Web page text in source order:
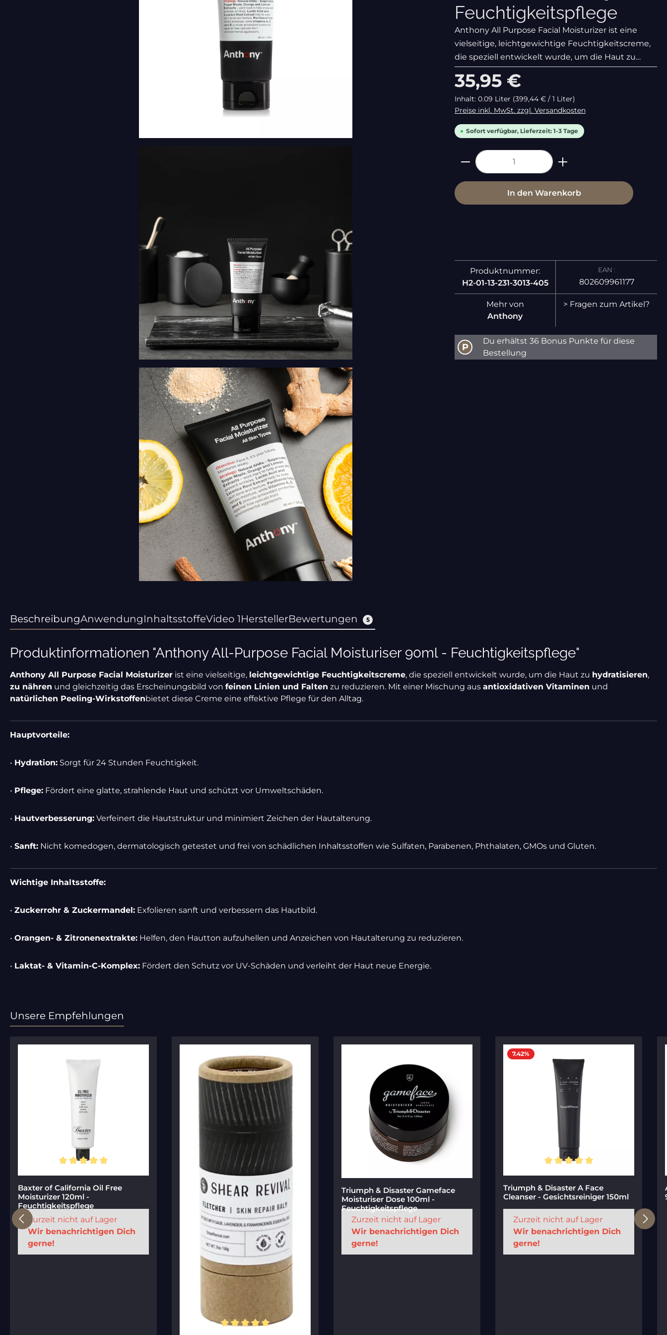
Feuchtigkeitspflege
Anthony All Purpose Facial Moisturizer ist eine
vielseitige, leichtgewichtige Feuchtigkeitscreme,
die speziell entwickelt wurde, um die Haut zu
hydratisieren, zu nähren und gleichzeitig das
Erscheinungsbild von feinen Linien und Falten zu
reduzieren.
Regulärer Preis:
35,95 €
Inhalt: 0.09 Liter (399,44 € / 1 Liter)
Preise inkl. MwSt. zzgl. Versandkosten
Sofort verfügbar, Lieferzeit: 1-3 Tage
Produkt Anzahl: Gib den
In den Warenkorb
Produktnummer:
H2-01-13-231-3013-405
EAN :
802609961177
Mehr von
Anthony
> Fragen zum Artikel?
P
Du erhältst 36 Bonus Punkte für diese
Bestellung
BeschreibungAnwendungInhaltsstoffeVideo 1HerstellerBewertungen 5
Produktinformationen "Anthony All-Purpose Facial Moisturiser 90ml - Feuchtigkeitspflege"
Anthony All Purpose Facial Moisturizer ist eine vielseitige, leichtgewichtige Feuchtigkeitscreme, die speziell entwickelt wurde, um die Haut zu hydratisieren,
zu nähren und gleichzeitig das Erscheinungsbild von feinen Linien und Falten zu reduzieren. Mit einer Mischung aus antioxidativen Vitaminen und
natürlichen Peeling-Wirkstoffenbietet diese Creme eine effektive Pflege für den Alltag.
Hauptvorteile:
• Hydration: Sorgt für 24 Stunden Feuchtigkeit.
• Pflege: Fördert eine glatte, strahlende Haut und schützt vor Umweltschäden.
• Hautverbesserung: Verfeinert die Hautstruktur und minimiert Zeichen der Hautalterung.
• Sanft: Nicht komedogen, dermatologisch getestet und frei von schädlichen Inhaltsstoffen wie Sulfaten, Parabenen, Phthalaten, GMOs und Gluten.
Wichtige Inhaltsstoffe:
• Zuckerrohr & Zuckermandel: Exfolieren sanft und verbessern das Hautbild.
• Orangen- & Zitronenextrakte: Helfen, den Hautton aufzuhellen und Anzeichen von Hautalterung zu reduzieren.
• Laktat- & Vitamin-C-Komplex: Fördert den Schutz vor UV-Schäden und verleiht der Haut neue Energie.
Unsere Empfehlungen
Durchschnittliche Bewertung von 5 von 5 Sternen
Zurzeit nicht auf Lager
Wir benachrichtigen Dich
gerne!
Baxter of California Oil Free
Moisturizer 120ml -
Feuchtigkeitspflege
Zurzeit nicht auf Lager
Wir benachrichtigen Dich
gerne!
Triumph & Disaster Gameface
Moisturiser Dose 100ml -
Feuchtigkeitspflege
7.42%
Zurzeit nicht auf Lager
Wir benachrichtigen Dich
gerne!
Triumph & Disaster A Face
Cleanser - Gesichtsreiniger 150ml